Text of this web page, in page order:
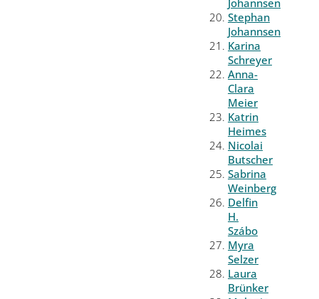
Johannsen
Stephan
Johannsen
Karina
Schreyer
Anna-
Clara
Meier
Katrin
Heimes
Nicolai
Butscher
Sabrina
Weinberg
Delfin
H.
Szábo
Myra
Selzer
Laura
Brünker